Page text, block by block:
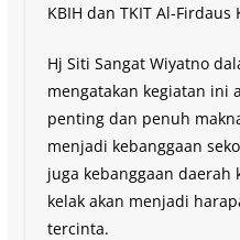
KBIH dan TKIT Al-Firdaus
Hj Siti Sangat Wiyatno
mengatakan kegiatan ini
penting dan penuh
menjadi kebanggaan
juga kebanggaan daerah
kelak akan menjadi
tercinta.